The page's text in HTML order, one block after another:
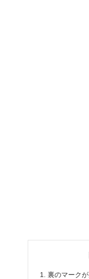
裏のマーク